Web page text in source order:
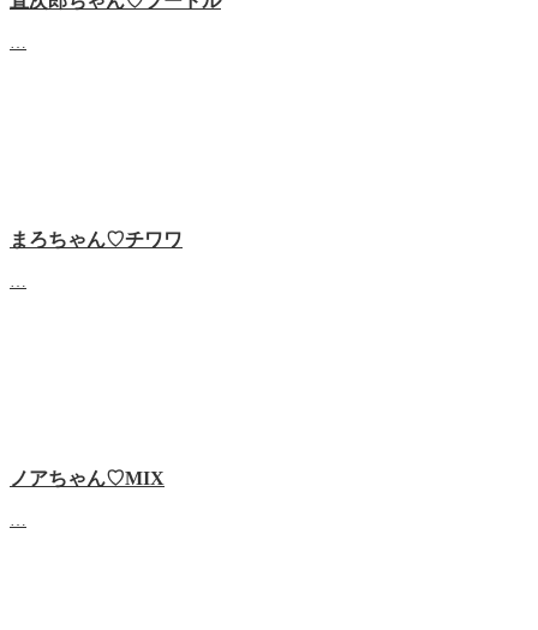
まろちゃん♡チワワ
ノアちゃん♡‬MIX